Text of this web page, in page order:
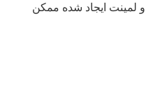
لمینت ایجاد شده ممکن